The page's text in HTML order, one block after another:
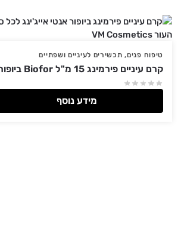
טיפוח פנים, תכשירים לעיניים ושפתיים
קרם עיניים פירמינג 15 מ"ל Biofor ביופור
מידע נוסף